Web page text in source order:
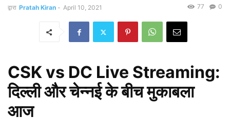
द्वारा Pratah Kiran - April 10, 2021 0
77
CSK vs DC Live Streaming:
दिल्ली और चेन्नई के बीच मुकाबला
आज